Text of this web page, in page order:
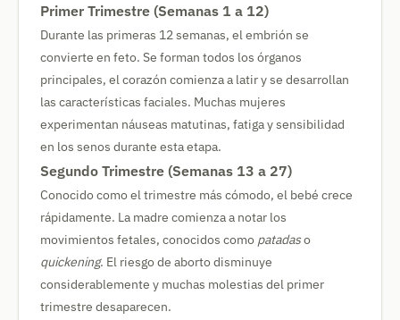
Primer Trimestre (Semanas 1 a 12)
Durante las primeras 12 semanas, el embrión se
convierte en feto. Se forman todos los órganos
principales, el corazón comienza a latir y se desarrollan
las características faciales. Muchas mujeres
experimentan náuseas matutinas, fatiga y sensibilidad
en los senos durante esta etapa.
Segundo Trimestre (Semanas 13 a 27)
Conocido como el trimestre más cómodo, el bebé crece
rápidamente. La madre comienza a notar los
movimientos fetales, conocidos como patadaso
quickening. El riesgo de aborto disminuye
considerablemente y muchas molestias del primer
trimestre desaparecen.